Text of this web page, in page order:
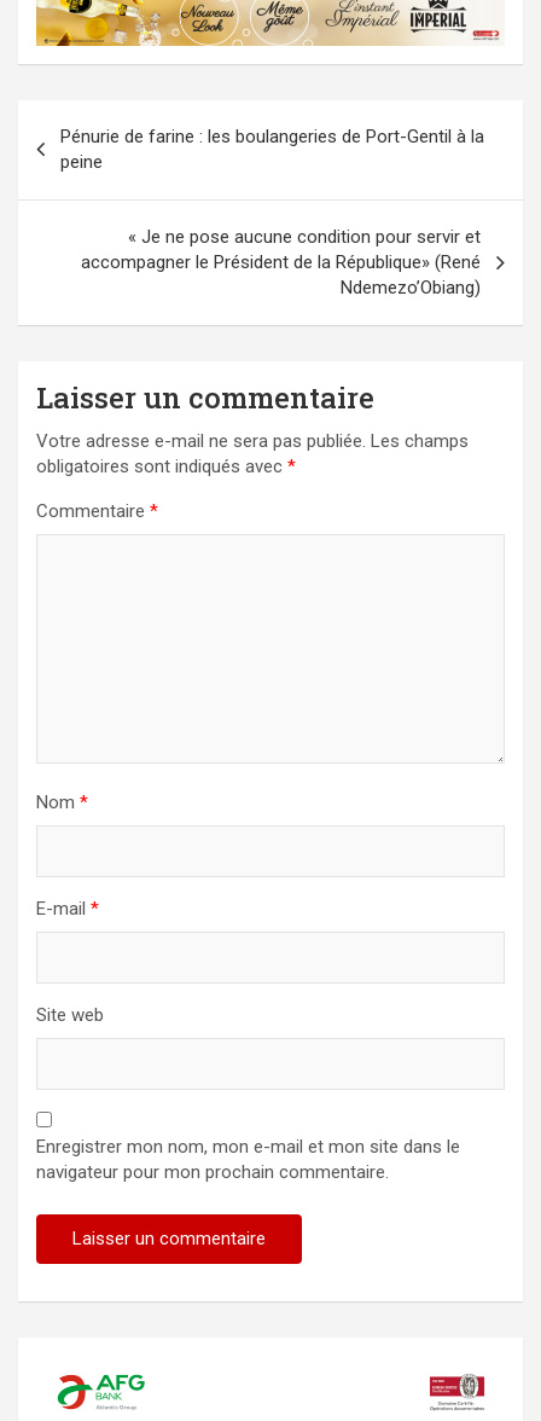
de
l’article
Pénurie de farine : les boulangeries de Port-Gentil à la
peine
« Je ne pose aucune condition pour servir et
accompagner le Président de la République» (René
Ndemezo’Obiang)
Laisser un commentaire
Votre adresse e-mail ne sera pas publiée. Les champs
obligatoires sont indiqués avec *
Commentaire *
Nom *
E-mail *
Site web
Enregistrer mon nom, mon e-mail et mon site dans le
navigateur pour mon prochain commentaire.